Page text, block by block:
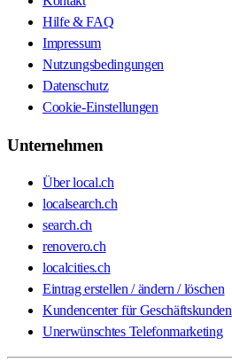
Hilfe & FAQ
Impressum
Nutzungsbedingungen
Datenschutz
Cookie-Einstellungen
Unternehmen
Über local.ch
localsearch.ch
search.ch
renovero.ch
localcities.ch
Eintrag erstellen / ändern / löschen
Kundencenter für Geschäftskunden
Unerwünschtes Telefonmarketing